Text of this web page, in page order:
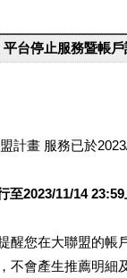
台停止服務暨帳戶
計畫 服務已於
至2023/11/14 23:59
醒您在大聯盟的帳
不會產生推薦明細